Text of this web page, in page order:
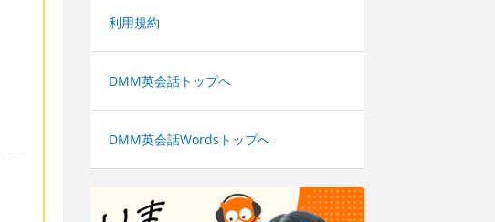
利用規約
DMM英会話トップへ
DMM英会話Wordsトップへ